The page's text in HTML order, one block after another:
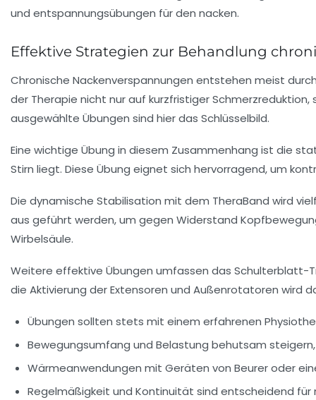
Effektive Strategien zur Behandlung
Chronische Nackenverspannungen entstehen meist
der Therapie nicht nur auf kurzfristiger
ausgewählte Übungen sind hier das Schlüsselbild.
Eine wichtige Übung in diesem Zusammenhang ist die
Stirn liegt. Diese Übung eignet sich hervorragend, um
Die dynamische Stabilisation mit dem TheraBand wird
aus geführt werden, um gegen Widerstand
Wirbelsäule.
Weitere effektive Übungen umfassen das Schulterblatt-
die Aktivierung der Extensoren und Außenrotatoren wird
Übungen sollten stets mit einem erfahrenen
Bewegungsumfang und Belastung behutsam
Wärmeanwendungen mit Geräten von Beurer oder
Regelmäßigkeit und Kontinuität sind entscheidend für